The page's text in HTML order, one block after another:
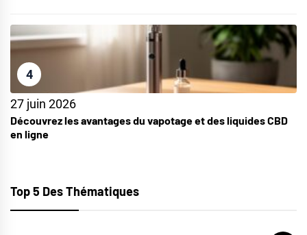
4
27 juin 2026
Découvrez les avantages du vapotage et des liquides CBD
en ligne
Top 5 Des Thématiques